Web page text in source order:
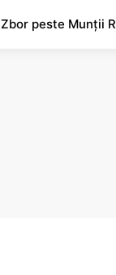
Zbor peste Munții